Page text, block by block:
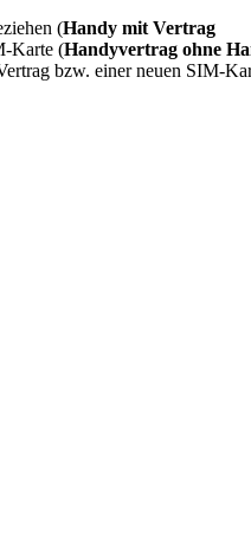
(Handy mit Vertrag
Karte (Handyvertrag ohne
bzw. einer neuen SIM-